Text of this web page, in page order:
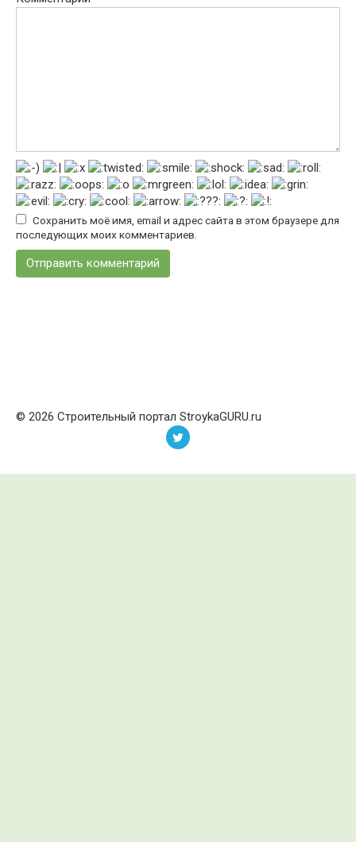
Сохранить моё имя, email и адрес сайта в этом браузере для
последующих моих комментариев.
© 2026 Строительный портал StroykaGURU.ru